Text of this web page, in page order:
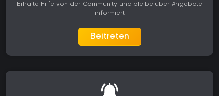
Erhalte Hilfe von der Community und bleibe über Angebote
informiert
Beitreten